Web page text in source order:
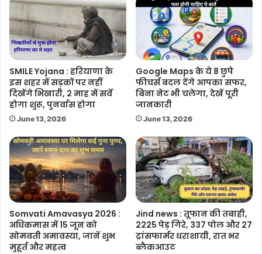
SMILE Yojana : हरियाणा के
इस शहर में सड़कों पर नहीं
दिखेंगे भिखारी, 2 माह में सर्वे
होगा शुरू, पुनर्वास होगा
June 13, 2026
Google Maps के ये 8 छुपे
फीचर्स बदल देंगे आपका सफर,
बिना नेट भी चलेगा, देखें पूरी
जानकारी
June 13, 2026
Somvati Amavasya 2026 :
अधिकमास में 15 जून को
सोमवती अमावस्या, जानें शुभ
मुहूर्त और महत्व
Jind news : तूफान की तबाही,
2225 पेड़ गिरे, 337 पोल और 27
ट्रांसफार्मर धराशायी, रात भर
ब्लैकआउट